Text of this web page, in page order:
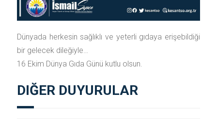
Dünyada herkesin sağlıklı ve yeterli gıdaya erişebildiği
bir gelecek dileğiyle…
16 Ekim Dünya Gıda Günü kutlu olsun.
DIĞER DUYURULAR